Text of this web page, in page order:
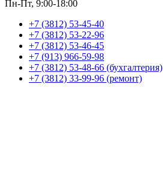
Пн-Пт, 9:00-18:00
+7 (3812) 53-45-40
+7 (3812) 53-22-96
+7 (3812) 53-46-45
+7 (913) 966-59-98
+7 (3812) 53-48-66 (бухгалтерия)
+7 (3812) 33-99-96 (ремонт)